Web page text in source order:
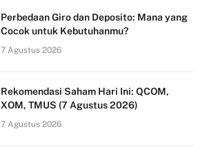
Perbedaan Giro dan Deposito: Mana yang
Cocok untuk Kebutuhanmu?
7 Agustus 2026
Rekomendasi Saham Hari Ini: QCOM,
XOM, TMUS (7 Agustus 2026)
7 Agustus 2026